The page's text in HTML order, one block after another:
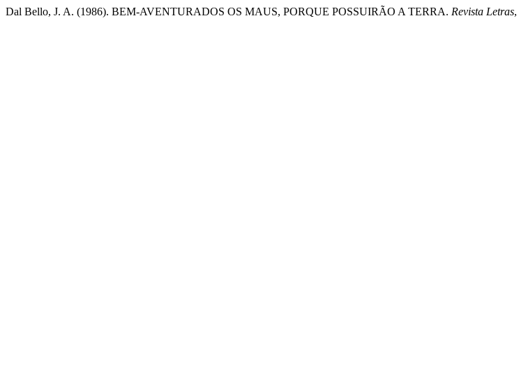
Dal Bello, J. A. (1986). BEM-AVENTURADOS OS MAUS, PORQUE POSSUIRÃO A TERRA. Revista Letras,